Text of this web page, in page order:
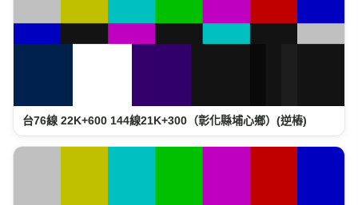
台76線 22K+600 144線21K+300（彰化縣埔心鄉）(逆樁)